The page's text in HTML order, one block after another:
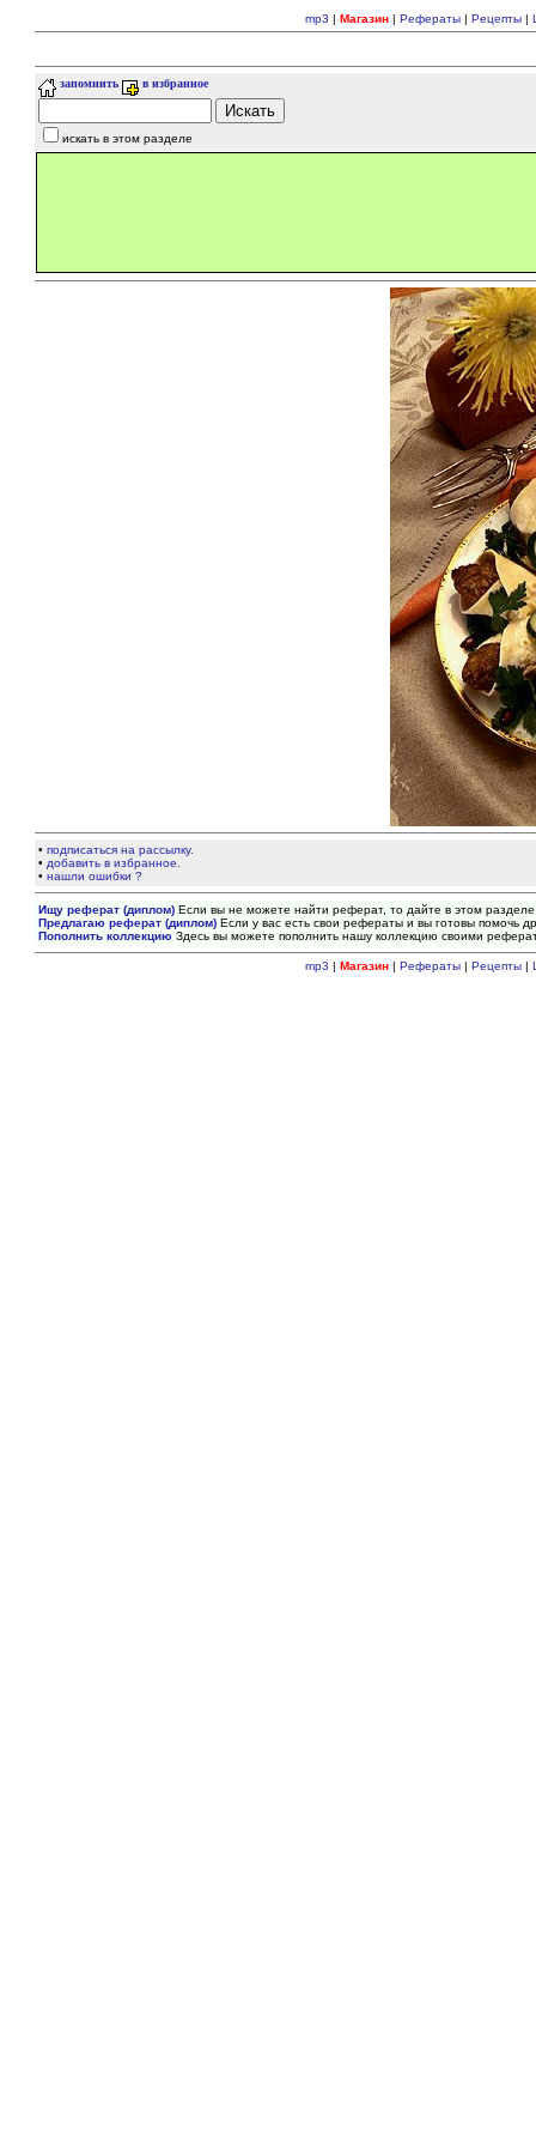
mp3 | Магазин| Рефераты| Рецепты|
запомнить в избранное
искать в этом разделе
•подписаться на рассылку.
• добавить в избранное.
•нашли ошибки ?
Ищу реферат (диплом) Если вы не можете найти реферат, то дайте в этом
Предлагаю реферат (диплом) Если у вас есть свои рефераты и вы готовы помочь
Пополнить коллекцию Здесь вы можете пополнить нашу коллекцию своими
mp3 | Магазин| Рефераты| Рецепты|